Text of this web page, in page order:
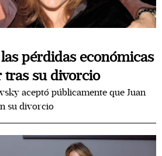
pérdidas económicas
tras su divorcio
aceptó públicamente que Juan
su divorcio